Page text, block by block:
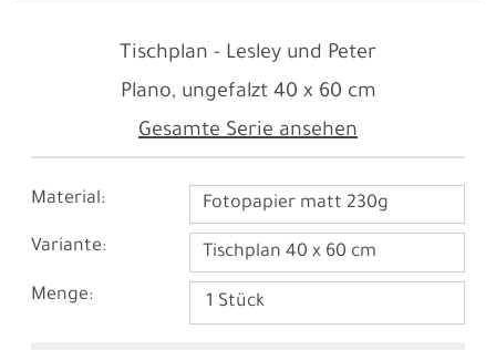
Tischplan - Lesley und Peter
Gesamte Serie ansehen
Plano, ungefalzt 40 x 60 cm
Material: Fotopapier matt 230g
Variante: Tischplan 40 x 60 cm
Menge: